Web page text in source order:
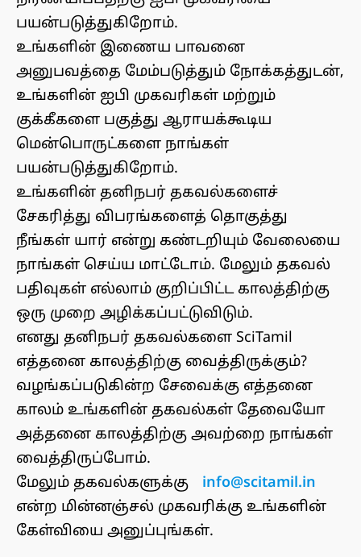
பயன்படுத்துகிறோம்.
உங்களின் இணைய பாவனை
அனுபவத்தை மேம்படுத்தும் நோக்கத்துடன்,
உங்களின் ஐபி முகவரிகள் மற்றும்
குக்கீகளை பகுத்து ஆராயக்கூடிய
மென்பொருட்களை நாங்கள்
பயன்படுத்துகிறோம்.
உங்களின் தனிநபர் தகவல்களைச்
சேகரித்து விபரங்களைத் தொகுத்து
நீங்கள் யார் என்று கண்டறியும் வேலையை
நாங்கள் செய்ய மாட்டோம். மேலும் தகவல்
பதிவுகள் எல்லாம் குறிப்பிட்ட காலத்திற்கு
ஒரு முறை அழிக்கப்பட்டுவிடும்.
எனது தனிநபர் தகவல்களை SciTamil
எத்தனை காலத்திற்கு வைத்திருக்கும்?
வழங்கப்படுகின்ற சேவைக்கு எத்தனை
காலம் உங்களின் தகவல்கள் தேவையோ
அத்தனை காலத்திற்கு அவற்றை நாங்கள்
வைத்திருப்போம்.
மேலும் தகவல்களுக்கு
info@scitamil.in
என்ற மின்னஞ்சல் முகவரிக்கு உங்களின்
கேள்வியை அனுப்புங்கள்.